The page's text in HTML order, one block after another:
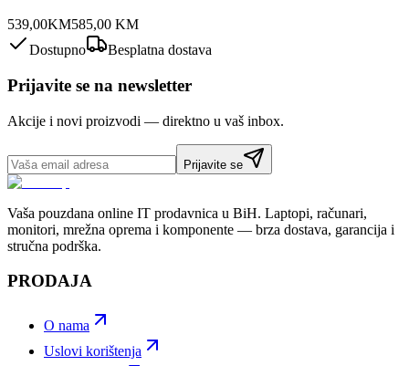
539,00KM585,00 KM
Dostupno
Besplatna dostava
Prijavite se na newsletter
Akcije i novi proizvodi — direktno u vaš inbox.
Prijavite se
Vaša pouzdana online IT prodavnica u BiH. Laptopi, računari,
monitori, mrežna oprema i komponente — brza dostava, garancija i
stručna podrška.
PRODAJA
O nama
Uslovi korištenja